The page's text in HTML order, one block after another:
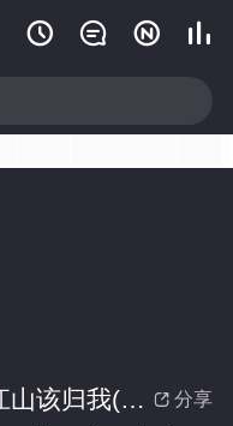
   
 分享
父皇，江山该归我(全集)